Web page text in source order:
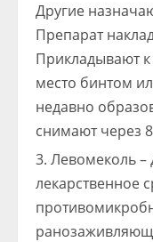
Другие
Препарат
Прикладывают к
место бинтом
недавно
снимают через
Левомеколь –
лекарственное